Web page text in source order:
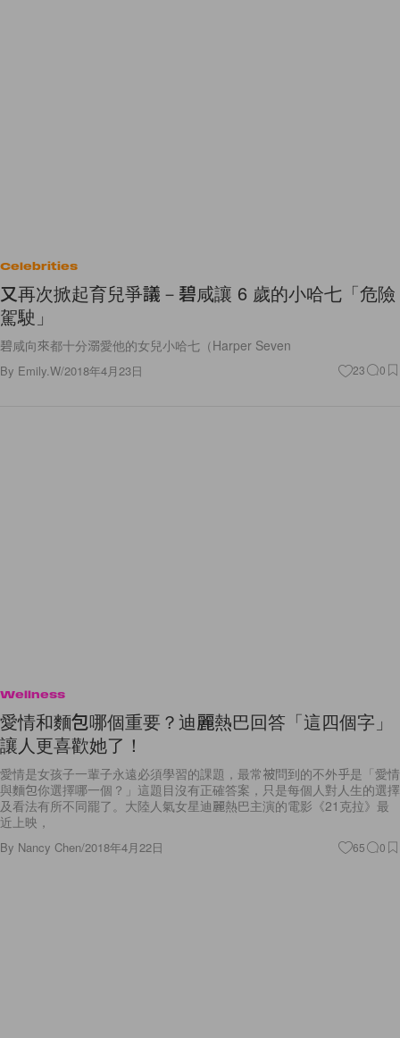
Celebrities
又再次掀起育兒爭議－碧咸讓 6 歲的小哈七「危險
駕駛」
碧咸向來都十分溺愛他的女兒小哈七（Harper Seven
By Emily.W/2018年4月23日 23 0
Wellness
愛情和麵包哪個重要？迪麗熱巴回答「這四個字」
讓人更喜歡她了！
愛情是女孩子一輩子永遠必須學習的課題，最常被問到的不外乎是「愛情
與麵包你選擇哪一個？」這題目沒有正確答案，只是每個人對人生的選擇
及看法有所不同罷了。大陸人氣女星迪麗熱巴主演的電影《21克拉》最
近上映，
By Nancy Chen/2018年4月22日 65 0